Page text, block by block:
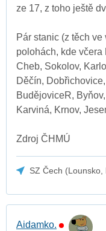
ze 17, z toho ještě
Pár stanic (z těch
polohách, kde včera
Cheb, Sokolov,
Děčín,
BudějoviceR,
Karviná, Krnov,
Zdroj ČHMÚ
SZ Čech
Aidamko.